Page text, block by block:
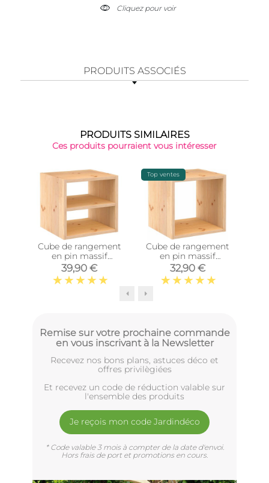
Cliquez pour voir
PRODUITS ASSOCIÉS
PRODUITS SIMILAIRES
Ces produits pourraient vous intéresser
Cube de rangement
en pin massif
Dinamic (Tablette
intermédiaire)
39,90 €
Top ventes
Cube de rangement
en pin massif
Dinamic (Simple)
32,90 €
Remise sur votre prochaine commande
en vous inscrivant à la Newsletter
Recevez nos bons plans, astuces déco et
offres privilègiées
Et recevez un code de réduction valable sur
l'ensemble des produits
Je reçois mon code Jardindéco
* Code valable 3 mois à compter de la date d'envoi.
Hors frais de port et promotions en cours.